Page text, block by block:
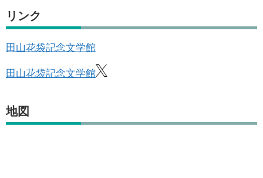
リンク
田山花袋記念文学館
田山花袋記念文学館
地図